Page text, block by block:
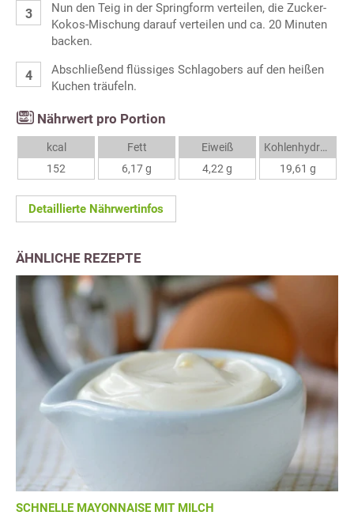
Nun den Teig in der Springform verteilen, die Zucker-
Kokos-Mischung darauf verteilen und ca. 20 Minuten
backen.
Abschließend flüssiges Schlagobers auf den heißen
Kuchen träufeln.
Nährwert pro Portion
kcal
152
Fett
6,17 g
Eiweiß
4,22 g
Kohlenhydrate
19,61 g
Detaillierte Nährwertinfos
ÄHNLICHE REZEPTE
SCHNELLE MAYONNAISE MIT MILCH